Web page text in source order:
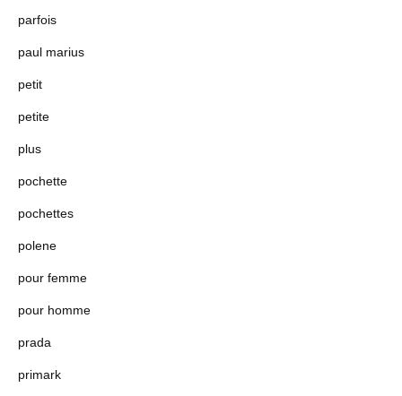
parfois
paul marius
petit
petite
plus
pochette
pochettes
polene
pour femme
pour homme
prada
primark